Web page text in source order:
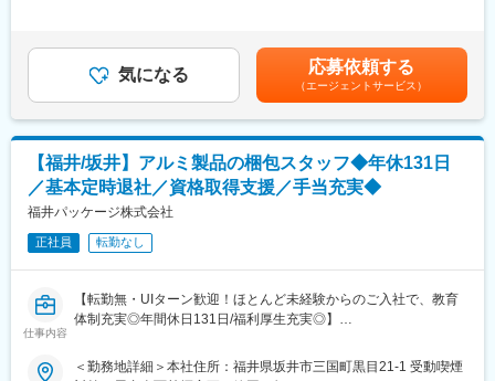
業分野のニーズに応えています。
素材業界の中でもアルミニウムは軽量・強度が高いなどの特性を
持ち、身近なものから工業用まで様々な需要に応えることができ
ます。また現在アルミニウムは、環境負荷低減の観点から、その
軽さやリサイクル性の高さが注目されています。SDGsやESGの
観点から同社のニーズは世界中で非常に高まっています。
変更の範囲：会社の定める業務
・在庫状況の確認、出荷準備の進捗管理
・輸出用スキットの発注、シッピングマークやパッキングリスト
の作成
■扱うサービス
アルミ製品（板材・加工品）の国内外出荷、輸出梱包など
■組織構成
現場スタッフや物流担当者と連携しながら、事務スタッフが複数
■業務の魅力
・大手メーカーの安定した基盤で長く働ける
(月額)は固定手当を含めた表記です。
気になる 応募依頼する
（エージェントサービス）
【福井/坂井】アルミ製品の梱包スタッフ◆年休131日
／基本定時退社／資格取得支援／手当充実◆
福井パッケージ株式会社
正社員 転勤なし
仕事内容
【転勤無・UIターン歓迎！ほとんど未経験からのご入社で、教育
体制充実◎年間休日131日/福利厚生充実◎】
■概要：大型アルミ製品の梱包・運搬業務を担当。品質を守り、運
＜勤務地詳細＞本社住所：福井県坂井市三国町黒目21-1 受動喫煙